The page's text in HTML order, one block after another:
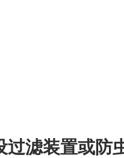
过滤装置或防